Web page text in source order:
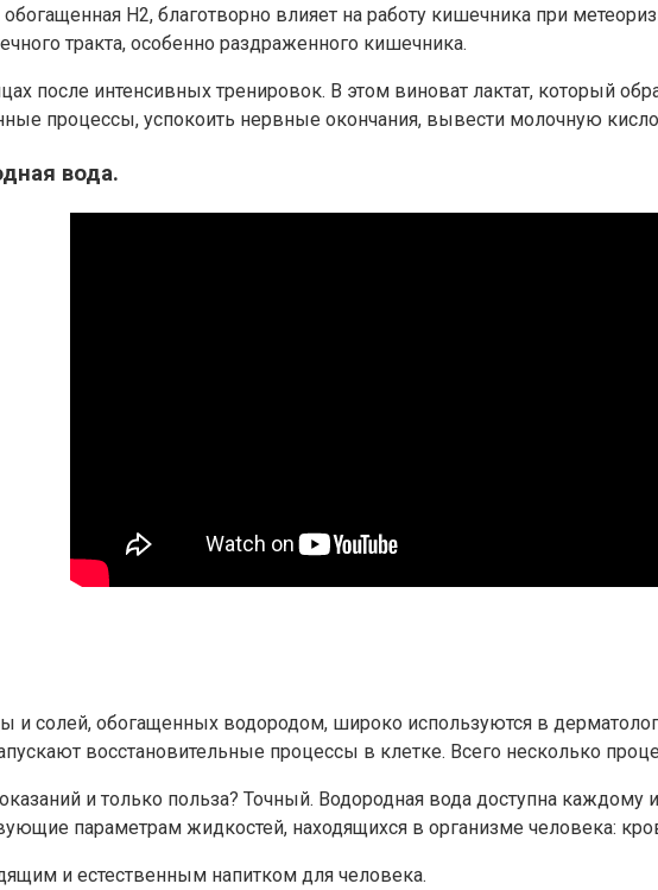
Н2, благотворно влияет на работу кишечника при
тракта, особенно раздраженного кишечника.
после интенсивных тренировок. В этом виноват лактат, который
процессы, успокоить нервные окончания, вывести молочную
вода.
и солей, обогащенных водородом, широко используются в
восстановительные процессы в клетке. Всего несколько
и только польза? Точный. Водородная вода доступна
параметрам жидкостей, находящихся в организме человека:
и естественным напитком для человека.